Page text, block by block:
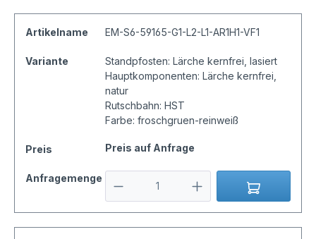
Artikelname EM-S6-59165-G1-L2-L1-AR1H1-VF1
Variante
Standpfosten: Lärche kernfrei, lasiert
Hauptkomponenten: Lärche kernfrei,
natur
Rutschbahn: HST
Farbe: froschgruen-reinweiß
Preis Preis auf Anfrage
Anfragemenge